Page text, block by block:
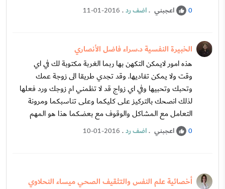
0 اعجبني .اضف رد.
11-01-2016
الخبيرة النفسية د.سراء فاضل الأنصاري
هذه امور لايمكن التكهن بها ربما الغربة مكتوبة لك في اي
وقت ولا يمكن تفاديها. وقد تجدي طريقا الى زوجة عمك
وتحبك وتحبيها وفي اي زواج قد لا تظمني ام زوجك ورد فعلها
لذلك انصحك بالتركيز على كليكما وعلى تناسبكما ومرونة
التعامل مع المشاكل والوقوف مع بعضكما هذا هو المهم
0 اعجبني .اضف رد.
10-01-2016
أخصائية علم النفس والتثقيف الصحي ميساء النحلاوي